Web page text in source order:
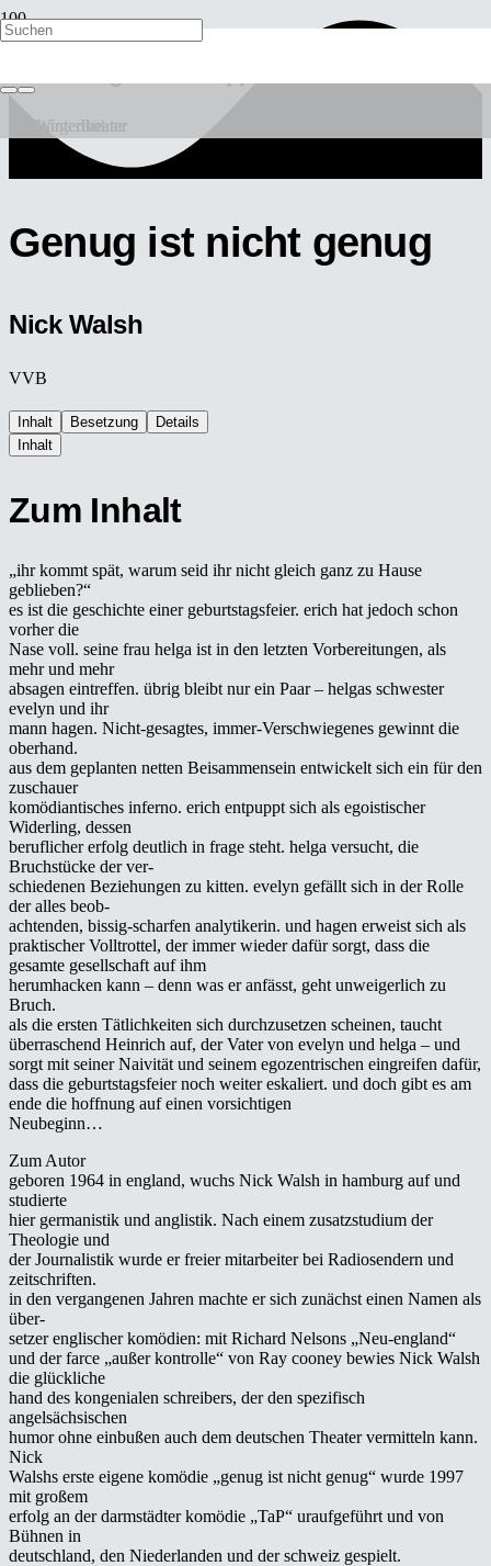
Genug ist nicht genug
Nick Walsh
VVB
Inhalt Besetzung
Details
Inhalt
Zum Inhalt
„ihr kommt spät, warum seid ihr nicht gleich ganz zu Hause
geblieben?“
es ist die geschichte einer geburtstagsfeier. erich hat jedoch schon
vorher die
Nase voll. seine frau helga ist in den letzten Vorbereitungen, als
mehr und mehr
absagen eintreffen. übrig bleibt nur ein Paar – helgas schwester
evelyn und ihr
mann hagen. Nicht-gesagtes, immer-Verschwiegenes gewinnt die
oberhand.
aus dem geplanten netten Beisammensein entwickelt sich ein für den
zuschauer
komödiantisches inferno. erich entpuppt sich als egoistischer
Widerling, dessen
beruflicher erfolg deutlich in frage steht. helga versucht, die
Bruchstücke der ver-
schiedenen Beziehungen zu kitten. evelyn gefällt sich in der Rolle
der alles beob-
achtenden, bissig-scharfen analytikerin. und hagen erweist sich als
praktischer Volltrottel, der immer wieder dafür sorgt, dass die
gesamte gesellschaft auf ihm
herumhacken kann – denn was er anfässt, geht unweigerlich zu
Bruch.
als die ersten Tätlichkeiten sich durchzusetzen scheinen, taucht
überraschend Heinrich auf, der Vater von evelyn und helga – und
sorgt mit seiner Naivität und seinem egozentrischen eingreifen dafür,
dass die geburtstagsfeier noch weiter eskaliert. und doch gibt es am
ende die hoffnung auf einen vorsichtigen
Neubeginn…
Zum Autor
geboren 1964 in england, wuchs Nick Walsh in hamburg auf und
studierte
hier germanistik und anglistik. Nach einem zusatzstudium der
Theologie und
der Journalistik wurde er freier mitarbeiter bei Radiosendern und
zeitschriften.
in den vergangenen Jahren machte er sich zunächst einen Namen als
über-
setzer englischer komödien: mit Richard Nelsons „Neu-england“
und der farce „außer kontrolle“ von Ray cooney bewies Nick Walsh
die glückliche
hand des kongenialen schreibers, der den spezifisch
angelsächsischen
humor ohne einbußen auch dem deutschen Theater vermitteln kann.
Nick
Walshs erste eigene komödie „genug ist nicht genug“ wurde 1997
mit großem
erfolg an der darmstädter komödie „TaP“ uraufgeführt und von
Bühnen in
deutschland, den Niederlanden und der schweiz gespielt.